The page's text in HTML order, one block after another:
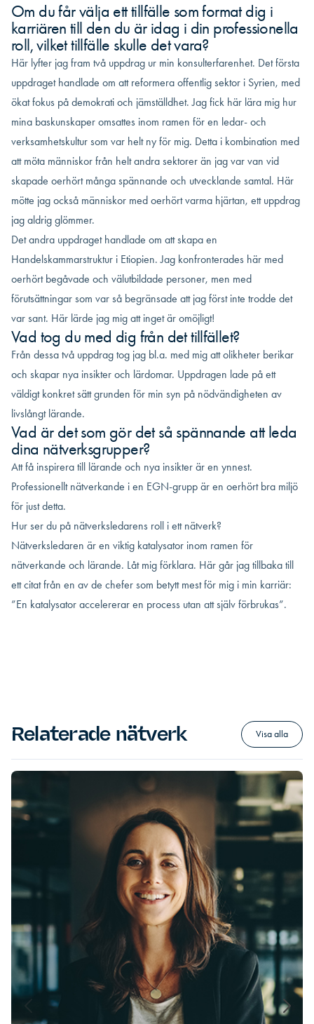
Om du får välja ett tillfälle som format dig i
karriären till den du är idag i din professionella
roll, vilket tillfälle skulle det vara?
Här lyfter jag fram två uppdrag ur min konsulterfarenhet. Det första
uppdraget handlade om att reformera offentlig sektor i Syrien, med
ökat fokus på demokrati och jämställdhet. Jag fick här lära mig hur
mina baskunskaper omsattes inom ramen för en ledar- och
verksamhetskultur som var helt ny för mig. Detta i kombination med
att möta människor från helt andra sektorer än jag var van vid
skapade oerhört många spännande och utvecklande samtal. Här
mötte jag också människor med oerhört varma hjärtan, ett uppdrag
jag aldrig glömmer.
Det andra uppdraget handlade om att skapa en
Handelskammarstruktur i Etiopien. Jag konfronterades här med
oerhört begåvade och välutbildade personer, men med
förutsättningar som var så begränsade att jag först inte trodde det
var sant. Här lärde jag mig att inget är omöjligt!
Vad tog du med dig från det tillfället?
Från dessa två uppdrag tog jag bl.a. med mig att olikheter berikar
och skapar nya insikter och lärdomar. Uppdragen lade på ett
väldigt konkret sätt grunden för min syn på nödvändigheten av
livslångt lärande.
Vad är det som gör det så spännande att leda
dina nätverksgrupper?
Att få inspirera till lärande och nya insikter är en ynnest.
Professionellt nätverkande i en EGN-grupp är en oerhört bra miljö
för just detta.
Hur ser du på nätverksledarens roll i ett nätverk?
Nätverksledaren är en viktig katalysator inom ramen för
nätverkande och lärande. Låt mig förklara. Här går jag tillbaka till
ett citat från en av de chefer som betytt mest för mig i min karriär:
”En katalysator accelererar en process utan att själv förbrukas”.
Relaterade nätverk Visa alla